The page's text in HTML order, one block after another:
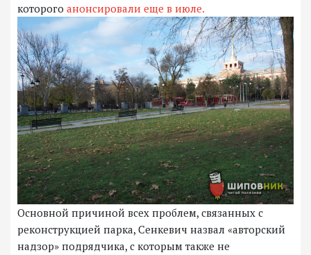
которого анонсировали еще в июле.
Основной причиной всех проблем, связанных с
реконструкцией парка, Сенкевич назвал «авторский
надзор» подрядчика, с которым также не